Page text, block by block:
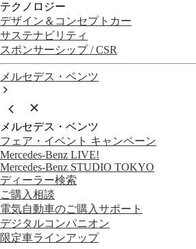
テクノロジー
デザイン＆コンセプトカー
サステナビリティ
スポンサーシップ / CSR
メルセデス・ベンツ
メルセデス・ベンツ
フェア・イベント キャンペーン
Mercedes-Benz LIVE!
Mercedes-Benz STUDIO TOKYO
ディーラー検索
ご購入相談
電気自動車のご購入サポート
デジタルコンパニオン
限定車ラインアップ